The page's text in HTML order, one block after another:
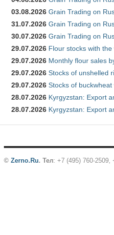
03.08.2026 Grain Trading on
31.07.2026 Grain Trading on
30.07.2026 Grain Trading on
29.07.2026 Flour stocks with
29.07.2026 Monthly flour sales
29.07.2026 Stocks of unshelled
29.07.2026 Stocks of
28.07.2026 Kyrgyzstan: Export
28.07.2026 Kyrgyzstan: Export
© Zerno.Ru. Тел: +7 (495) 760-2509,